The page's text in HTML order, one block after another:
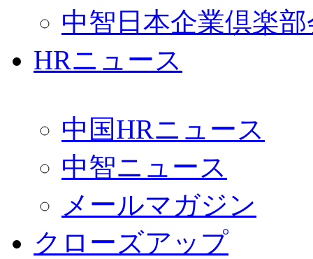
中智日本企業倶楽
HRニュース
中国HRニュース
中智ニュース
メールマガジン
クローズアップ